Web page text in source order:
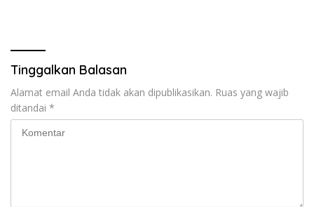
Tinggalkan Balasan
Alamat email Anda tidak akan dipublikasikan. Ruas yang wajib
ditandai *